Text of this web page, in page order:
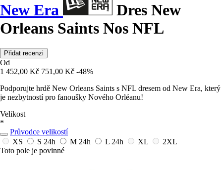
New Era
Dres New
Orleans Saints Nos NFL
Přidat recenzi
Od
1 452,00 Kč 751,00 Kč -48%
Podporujte hrdě New Orleans Saints s NFL dresem od New Era, který
je nezbytností pro fanoušky Nového Orléanu!
Velikost
*
Průvodce velikostí
XS
S 24h M 24h L 24h XL
2XL
Toto pole je povinné